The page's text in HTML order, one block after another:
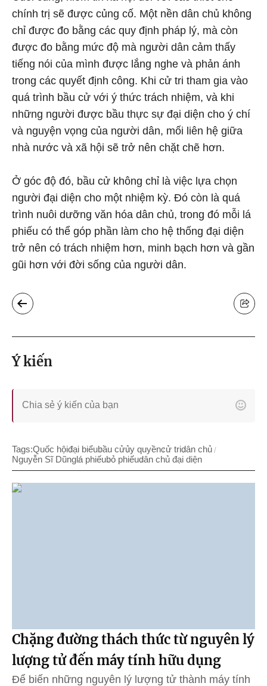
chính trị sẽ được củng cố. Một nền dân chủ không
chỉ được đo bằng các quy định pháp lý, mà còn
được đo bằng mức độ mà người dân cảm thấy
tiếng nói của mình được lắng nghe và phản ánh
trong các quyết định công. Khi cử tri tham gia vào
quá trình bầu cử với ý thức trách nhiệm, và khi
những người được bầu thực sự đại diện cho ý chí
và nguyện vọng của người dân, mối liên hệ giữa
nhà nước và xã hội sẽ trở nên chặt chẽ hơn.
Ở góc độ đó, bầu cử không chỉ là việc lựa chọn
người đại diện cho một nhiệm kỳ. Đó còn là quá
trình nuôi dưỡng văn hóa dân chủ, trong đó mỗi lá
phiếu có thể góp phần làm cho hệ thống đại diện
trở nên có trách nhiệm hơn, minh bạch hơn và gần
gũi hơn với đời sống của người dân.
Ý kiến
Tags:Quốc hộiđại biểubầu cửủy quyềncử tridân chủ
Nguyễn Sĩ Dũnglá phiếubỏ phiếudân chủ đại diện
Chặng đường thách thức từ nguyên lý
lượng tử đến máy tính hữu dụng
Để biến những nguyên lý lượng tử thành máy tính